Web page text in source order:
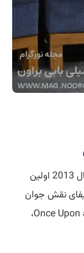
میلی بابی براون، بازیگر جوان و با استعداد، در سال 2013 اولین
نقش جوان
Alice در سریال فانتزی Once Upon a Time in Wonderland،